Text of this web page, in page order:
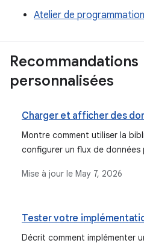
Atelier de
Recommandations
personnalisées
Charger et afficher des
Montre comment utiliser la
configurer un flux de
Mise à jour le May 7, 2026
Tester votre
Décrit comment implémenter